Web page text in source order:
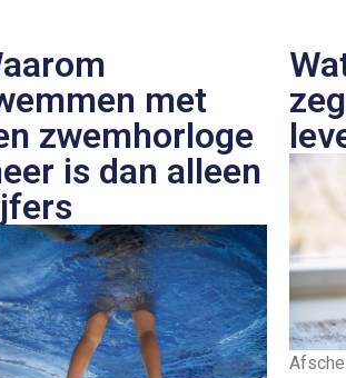
met
zwemhorloge
is dan alleen